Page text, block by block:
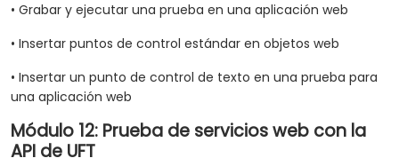
• Grabar y ejecutar una prueba en una aplicación web
• Insertar puntos de control estándar en objetos web
• Insertar un punto de control de texto en una prueba para
una aplicación web
Módulo 12: Prueba de servicios web con la
API de UFT